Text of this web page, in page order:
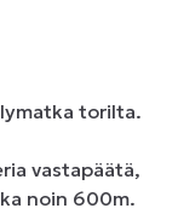
torilta.
vastapäätä,
noin 600m.